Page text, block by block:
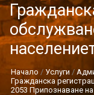
Начало Услуги
Гражданска
2053 Припознаване